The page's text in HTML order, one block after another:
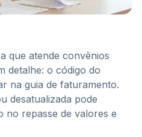
que atende convênios
detalhe: o código do
na guia de faturamento.
desatualizada pode
no repasse de valores e